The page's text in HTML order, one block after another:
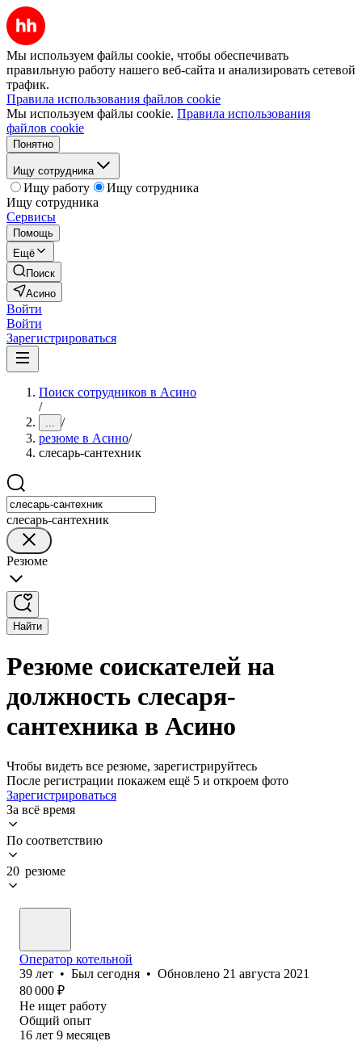
Мы используем файлы cookie, чтобы обеспечивать
правильную работу нашего веб-сайта и анализировать сетевой
трафик.
Правила использования файлов cookie
Мы используем файлы cookie. Правила использования
файлов cookie
Понятно
Ищу сотрудника
Ищу работу
Ищу сотрудника
Ищу сотрудника
Сервисы
Помощь
Ещё
Поиск
Асино
Войти
Войти
Зарегистрироваться
Поиск сотрудников в Асино
/
... /
резюме в Асино/
слесарь-сантехник
слесарь-сантехник
Резюме
Найти
Резюме соискателей на
должность слесаря-
сантехника в Асино
Чтобы видеть все резюме, зарегистрируйтесь
После регистрации покажем ещё 5 и откроем фото
Зарегистрироваться
За всё время
По соответствию
20 резюме
Оператор котельной
39 лет • Был сегодня • Обновлено 21 августа 2021
80 000 ₽
Не ищет работу
Общий опыт
16 лет 9 месяцев